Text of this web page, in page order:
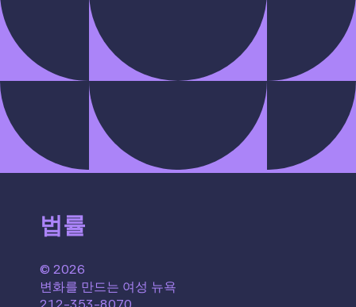
법률
© 2026
변화를 만드는 여성 뉴욕